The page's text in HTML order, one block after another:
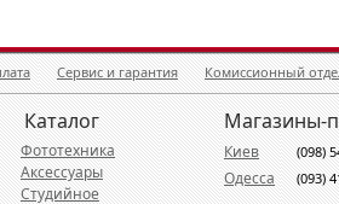
Сервис и гарантия Комиссионный
Каталог
Фототехника
Аксессуары
Студийное
Магазины-
Киев (098)
Одесса (093)